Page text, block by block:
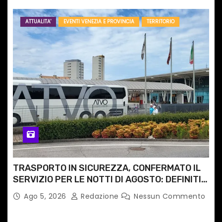
ATTUALITA' EVENTI VENEZIA E PROVINCIA TERRITORIO
TRASPORTO IN SICUREZZA, CONFERMATO IL
SERVIZIO PER LE NOTTI DI AGOSTO: DEFINITI
PERCORSI, FERMATE E ORARIO
Ago 5, 2026 Redazione Nessun Commento